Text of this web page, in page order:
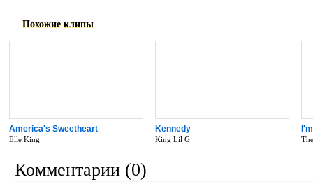
Похожие клипы
America's Sweetheart
Elle King
Kennedy
King Lil G
Комментарии (0)